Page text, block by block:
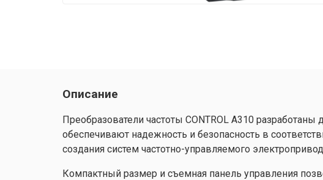
Описание
Преобразователи частоты CONTROL A310
обеспечивают надежность и безопасность в
создания систем частотно-управляемого
Компактный размер и съемная панель управления